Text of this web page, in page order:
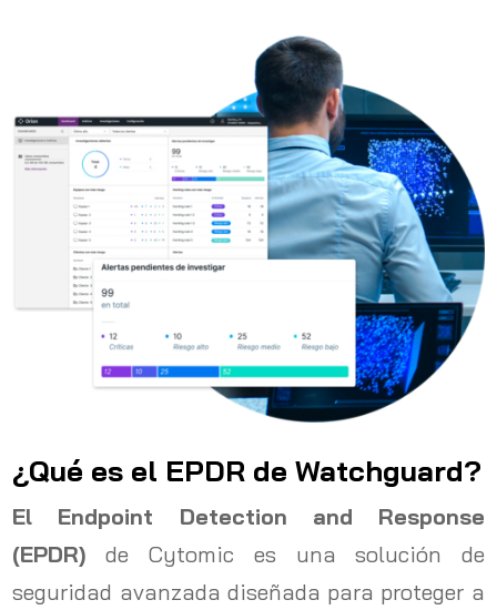
¿Qué es el EPDR de Watchguard?
El Endpoint Detection and Response
(EPDR) de Cytomic es una solución de
seguridad avanzada diseñada para proteger a